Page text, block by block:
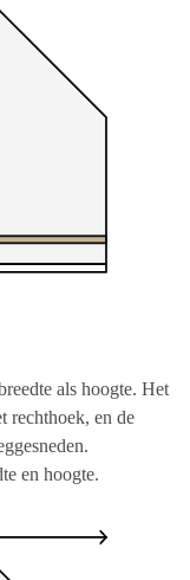
als hoogte. Het
rechthoek, en de
en hoogte.